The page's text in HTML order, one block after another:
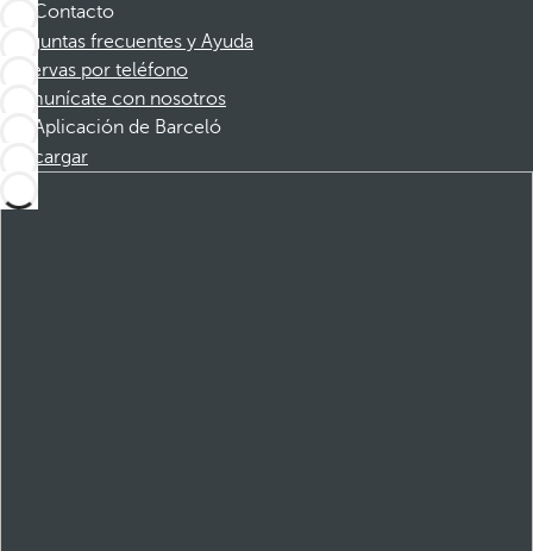
Contacto
Preguntas frecuentes y Ayuda
Reservas por teléfono
Comunícate con nosotros
Aplicación de Barceló
Descargar